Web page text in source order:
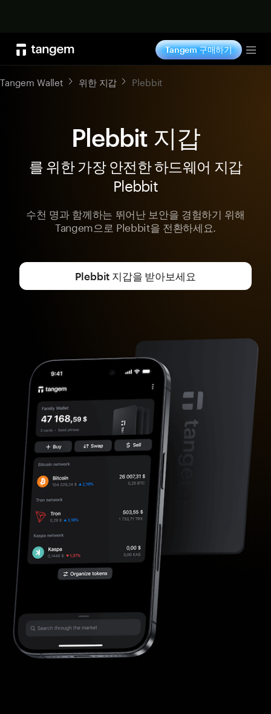
Tangem 구매하기
Tangem Wallet 위한 지갑 Plebbit
Plebbit 지갑
를 위한 가장 안전한 하드웨어 지갑
Plebbit
수천 명과 함께하는 뛰어난 보안을 경험하기 위해
Tangem으로 Plebbit을 전환하세요.
Plebbit 지갑을 받아보세요